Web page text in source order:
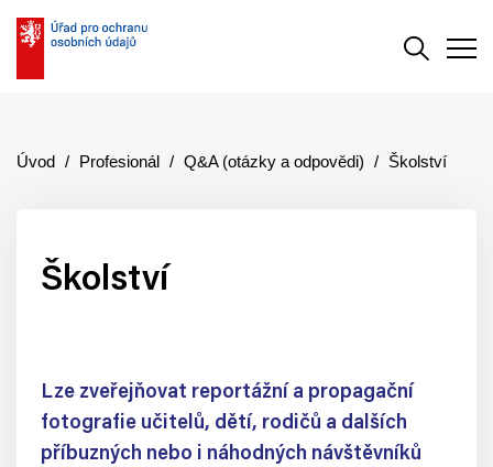
Úvod Profesionál Q&A (otázky a odpovědi) Školství
Školství
Lze zveřejňovat reportážní a propagační
fotografie učitelů, dětí, rodičů a dalších
příbuzných nebo i náhodných návštěvníků